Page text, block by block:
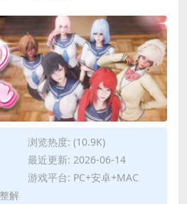
浏览热度: (10.9K)
最近更新: 2026-06-14
游戏平台: PC+安卓+MAC
解